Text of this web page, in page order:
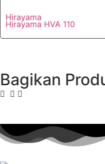
Hirayama
Hirayama HVA 110
Bagikan